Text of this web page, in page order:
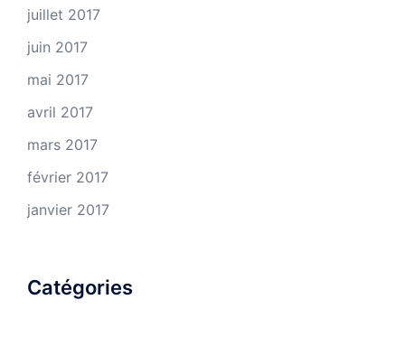
juillet 2017
juin 2017
mai 2017
avril 2017
mars 2017
février 2017
janvier 2017
Catégories